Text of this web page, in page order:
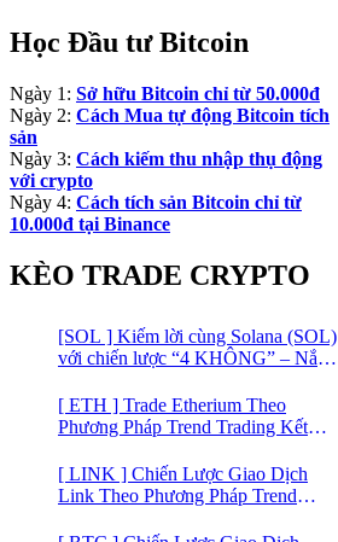
Học Đầu tư Bitcoin
Ngày 1: Sở hữu Bitcoin chỉ từ 50.000đ
Ngày 2: Cách Mua tự động Bitcoin tích
sản
Ngày 3: Cách kiếm thu nhập thụ động
với crypto
Ngày 4: Cách tích sản Bitcoin chỉ từ
10.000đ tại Binance
KÈO TRADE CRYPTO
[SOL ] Kiếm lời cùng Solana (SOL)
với chiến lược “4 KHÔNG” – Nắm
lý
[ ETH ] Trade Etherium Theo
Phương Pháp Trend Trading Kết
[ LINK ] Chiến Lược Giao Dịch
Link Theo Phương Pháp Trend